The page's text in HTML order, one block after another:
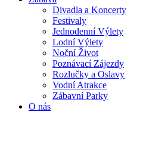
Divadla a Koncerty
Festivaly
Jednodenní Výlety
Lodní Výlety
Noční Život
Poznávací Zájezdy
Rozlučky a Oslavy
Vodní Atrakce
Zábavní Parky
O nás